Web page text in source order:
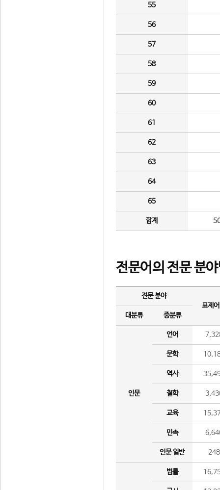
55
56
57
58
59
60
61
62
63
64
65
합계
전문어의 전문 분
전문 분야
표제
대분류
중분류
인문
언어
문학
역사
철학
교육
민속
인문 일반 248
법률